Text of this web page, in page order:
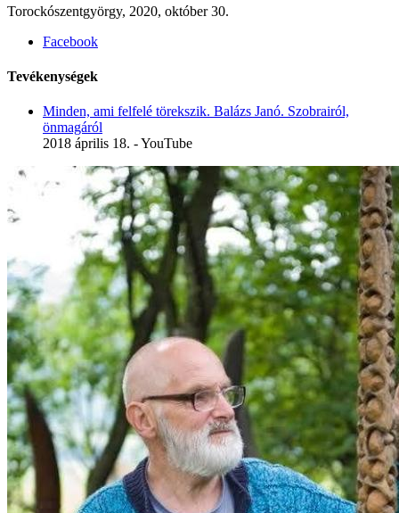
Torockószentgyörgy, 2020, október 30.
Facebook
Tevékenységek
Minden, ami felfelé törekszik. Balázs Janó. Szobrairól,
önmagáról
2018 április 18. - YouTube